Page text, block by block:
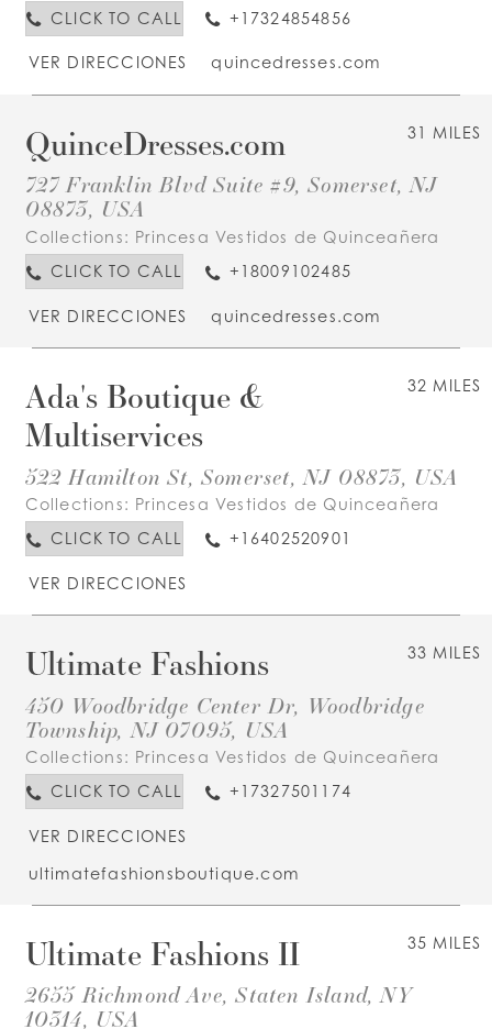
CLICK TO CALL
+17324854856
VER DIRECCIONES quincedresses.com
31 MILES
QuinceDresses.com
727 Franklin Blvd Suite #9, Somerset, NJ
08873, USA
Collections: Princesa Vestidos de Quinceañera
CLICK TO CALL
+18009102485
VER DIRECCIONES quincedresses.com
32 MILES
Ada's Boutique &
Multiservices
522 Hamilton St, Somerset, NJ 08873, USA
Collections: Princesa Vestidos de Quinceañera
CLICK TO CALL
+16402520901
VER DIRECCIONES
33 MILES
Ultimate Fashions
450 Woodbridge Center Dr, Woodbridge
Township, NJ 07095, USA
Collections: Princesa Vestidos de Quinceañera
CLICK TO CALL
+17327501174
VER DIRECCIONES
ultimatefashionsboutique.com
35 MILES
Ultimate Fashions II
2655 Richmond Ave, Staten Island, NY
10314, USA